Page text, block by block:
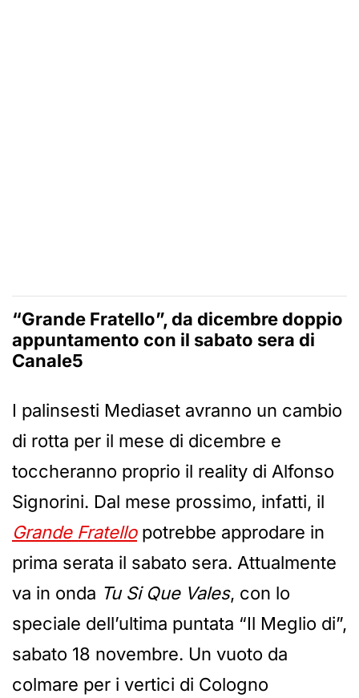
“Grande Fratello”, da dicembre doppio
appuntamento con il sabato sera di
Canale5
I palinsesti Mediaset avranno un cambio
di rotta per il mese di dicembre e
toccheranno proprio il reality di Alfonso
Signorini. Dal mese prossimo, infatti, il
Grande Fratellopotrebbe approdare in
prima serata il sabato sera. Attualmente
va in onda Tu Si Que Vales, con lo
speciale dell’ultima puntata “Il Meglio di”,
sabato 18 novembre. Un vuoto da
colmare per i vertici di Cologno